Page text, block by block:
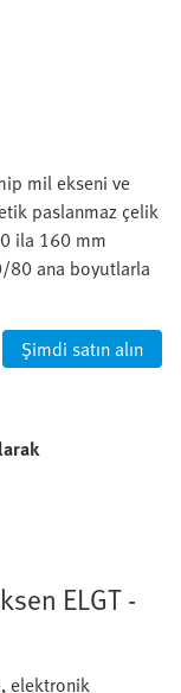
mil ekseni ve
paslanmaz çelik
ila 160 mm
80 ana boyutlarla
Şimdi satın alın
ELGT -
elektronik